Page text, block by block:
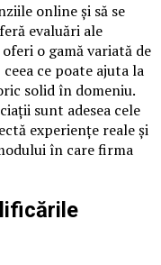
online și să se
evaluări ale
o gamă variată de
ce poate ajuta la
solid în domeniu.
sunt adesea cele
experiențe reale și
în care firma